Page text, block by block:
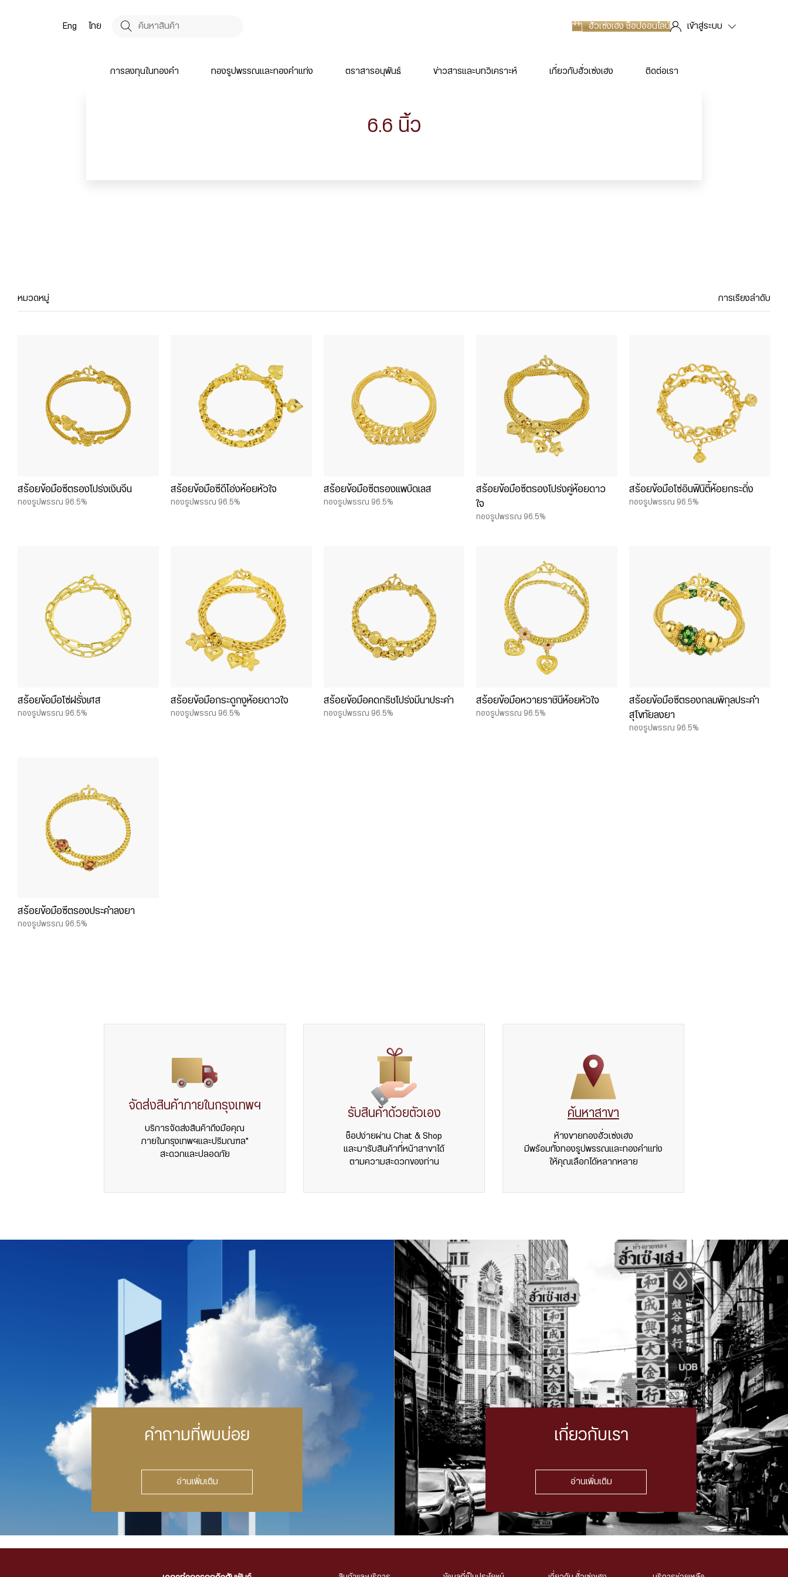
Eng ไทย ฮั่วเซ่งเฮงช็อปออนไลน์ เข้าสู่ระบบ
การลงทุนในทองคำ ทองรูปพรรณและทองคำแท่ง ตราสารอนุพันธ์ ข่าวสารและบทวิเคราะห์ เกี่ยวกับฮั่วเซ่งเฮง ติดต่อเรา
6.6 นิ้ว
หมวดหมู่ การเรียงลำดับ
สร้อยข้อมือซีตรองโปร่งเงินจีน
ทองรูปพรรณ 96.5%
สร้อยข้อมือซีดีโอ่งห้อยหัวใจ
ทองรูปพรรณ 96.5%
สร้อยข้อมือซีตรองแพบิดเลส
ทองรูปพรรณ 96.5%
สร้อยข้อมือซีตรองโปร่งคู่ห้อยดาว
ใจ
ทองรูปพรรณ 96.5%
สร้อยข้อมือโซ่อินฟินิตี้ห้อยกระดิ่ง
ทองรูปพรรณ 96.5%
สร้อยข้อมือโซ่ฝรั่งเศส
ทองรูปพรรณ 96.5%
สร้อยข้อมือกระดูกงูห้อยดาวใจ
ทองรูปพรรณ 96.5%
สร้อยข้อมือคดกริชโปร่งมีนาประคำ
ทองรูปพรรณ 96.5%
สร้อยข้อมือหวายราชินีห้อยหัวใจ
ทองรูปพรรณ 96.5%
สร้อยข้อมือซีตรองกลมพิกุลประคำ
สุโขทัยลงยา
ทองรูปพรรณ 96.5%
สร้อยข้อมือซีตรองประคำลงยา
ทองรูปพรรณ 96.5%
จัดส่งสินค้าภายในกรุงเทพฯ
บริการจัดส่งสินค้าถึงมือคุณ
ภายในกรุงเทพฯและปริมณฑล*
สะดวกและปลอดภัย
รับสินค้าด้วยตัวเอง
ช็อปง่ายผ่าน Chat & Shop
และมารับสินค้าที่หน้าสาขาได้
ตามความสะดวกของท่าน
ค้นหาสาขา
ห้างขายทองฮั่วเซ่งเฮง
มีพร้อมทั้งทองรูปพรรณและทองคำแท่ง
ให้คุณเลือกได้หลากหลาย
คำถามที่พบบ่อย
อ่านเพิ่มเติม
เกี่ยวกับเรา
อ่านเพิ่มเติม